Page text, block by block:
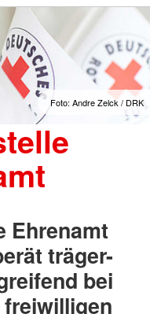
Foto: Andre Zelck / DRK
Ehrenamt
träger-
bei
freiwilligen